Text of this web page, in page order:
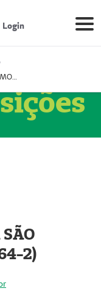
Login
Prestador OFTALMOCLÍNICA SÃO GONÇALO (55004164-2)
2)